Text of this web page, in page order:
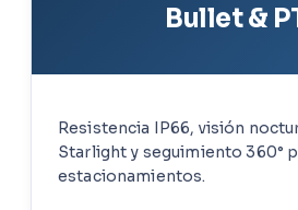
Bullet &
Resistencia IP66, visión
Starlight y seguimiento 360°
estacionamientos.